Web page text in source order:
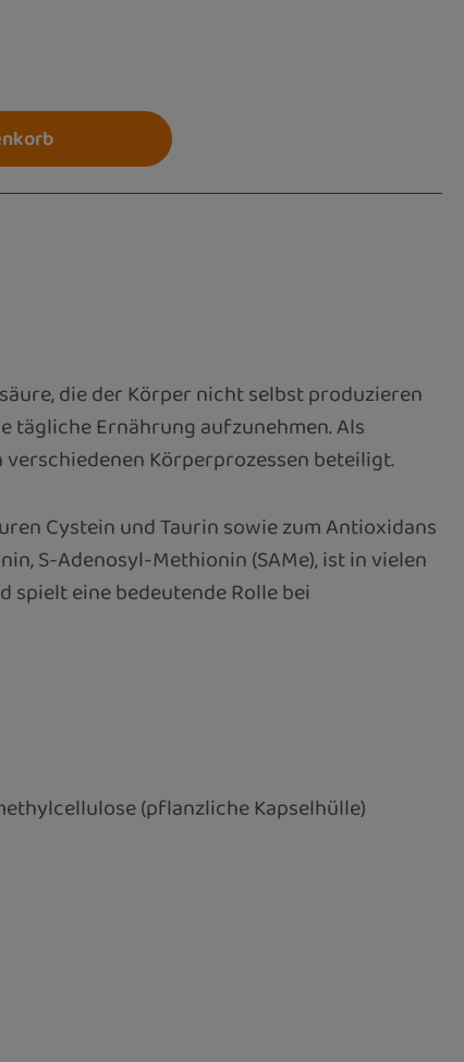
oder benutze die Schaltflächen um
die der Körper nicht selbst produzieren
tägliche Ernährung aufzunehmen. Als
Körperprozessen beteiligt.
Cystein und Taurin sowie zum Antioxidans
S-Adenosyl-Methionin (SAMe), ist in vielen
spielt eine bedeutende Rolle bei
(pflanzliche Kapselhülle)